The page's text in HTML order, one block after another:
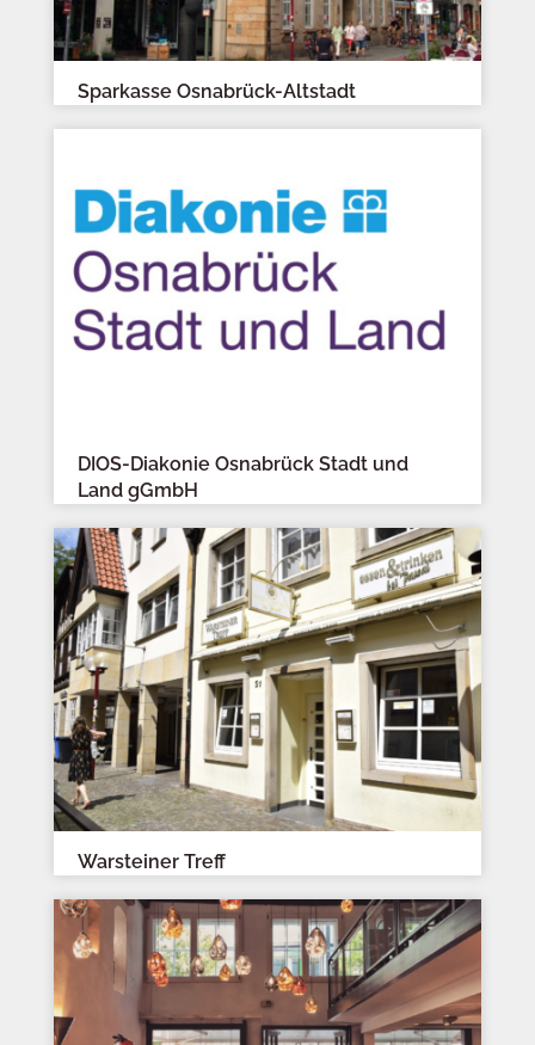
Sparkasse Osnabrück-Altstadt
DIOS-Diakonie Osnabrück Stadt und
Land gGmbH
Warsteiner Treff